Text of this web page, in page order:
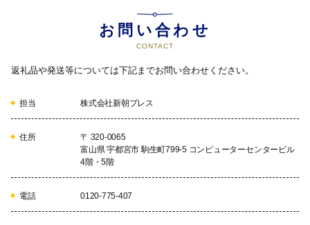
お問い合わせ
CONTACT
返礼品や発送等については下記までお問い合わせください。
担当 株式会社新朝プレス
住所
〒 320-0065
富山県 宇都宮市 駒生町799-5 コンピューターセンタービル
4階・5階
電話 0120-775-407